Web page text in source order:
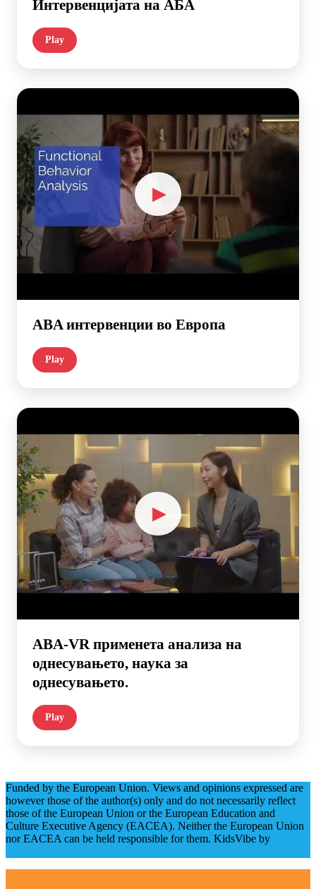
Интервенцијата на АБА
Play
▶
ABA интервенции во Европа
Play
▶
ABA-VR применета анализа на
однесувањето, наука за
однесувањето.
Play
Funded by the European Union. Views and opinions expressed are
however those of the author(s) only and do not necessarily reflect
those of the European Union or the European Education and
Culture Executive Agency (EACEA). Neither the European Union
nor EACEA can be held responsible for them. KidsVibe by